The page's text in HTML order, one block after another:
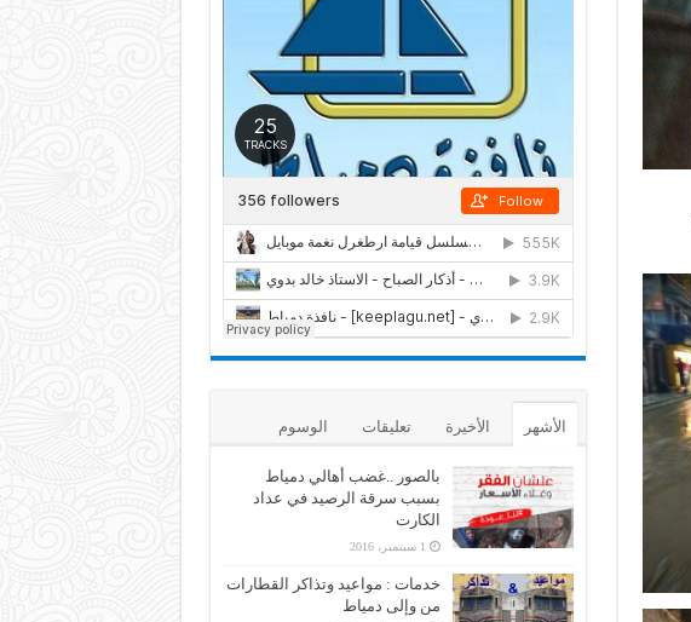
الأشهر الأخيرة تعليقات الوسوم
بالصور ..غضب أهالي دمياط
بسبب سرقة الرصيد في عداد
الكارت
1 سبتمبر، 2016
خدمات : مواعيد وتذاكر القطارات
من وإلى دمياط